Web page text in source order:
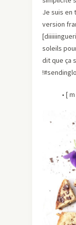
Je suis en
version
soleils
dit que ça
• [